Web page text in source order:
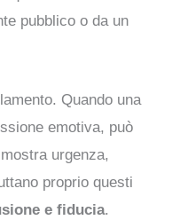
pubblico o da un
Quando una
emotiva, può
urgenza,
proprio questi
e fiducia.